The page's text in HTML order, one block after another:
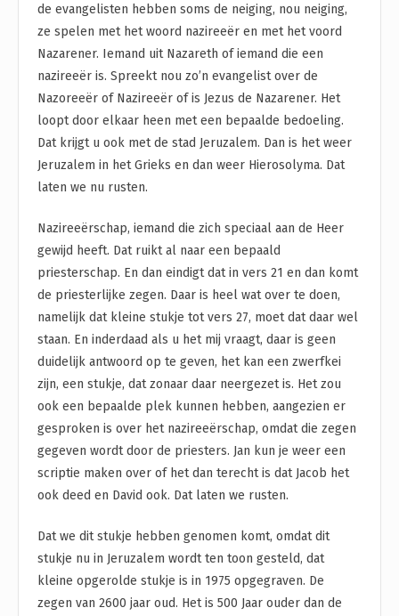
de evangelisten hebben soms de neiging, nou neiging,
ze spelen met het woord nazireeër en met het voord
Nazarener. Iemand uit Nazareth of iemand die een
nazireeër is. Spreekt nou zo’n evangelist over de
Nazoreeër of Nazireeër of is Jezus de Nazarener. Het
loopt door elkaar heen met een bepaalde bedoeling.
Dat krijgt u ook met de stad Jeruzalem. Dan is het weer
Jeruzalem in het Grieks en dan weer Hierosolyma. Dat
laten we nu rusten.
Nazireeërschap, iemand die zich speciaal aan de Heer
gewijd heeft. Dat ruikt al naar een bepaald
priesterschap. En dan eindigt dat in vers 21 en dan komt
de priesterlijke zegen. Daar is heel wat over te doen,
namelijk dat kleine stukje tot vers 27, moet dat daar wel
staan. En inderdaad als u het mij vraagt, daar is geen
duidelijk antwoord op te geven, het kan een zwerfkei
zijn, een stukje, dat zonaar daar neergezet is. Het zou
ook een bepaalde plek kunnen hebben, aangezien er
gesproken is over het nazireeërschap, omdat die zegen
gegeven wordt door de priesters. Jan kun je weer een
scriptie maken over of het dan terecht is dat Jacob het
ook deed en David ook. Dat laten we rusten.
Dat we dit stukje hebben genomen komt, omdat dit
stukje nu in Jeruzalem wordt ten toon gesteld, dat
kleine opgerolde stukje is in 1975 opgegraven. De
zegen van 2600 jaar oud. Het is 500 Jaar ouder dan de